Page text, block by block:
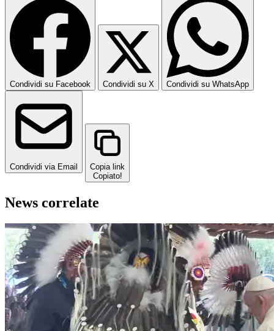
Condividi su Facebook Condividi su X Condividi su WhatsApp
Condividi via Email
Copia link
Copiato!
News correlate